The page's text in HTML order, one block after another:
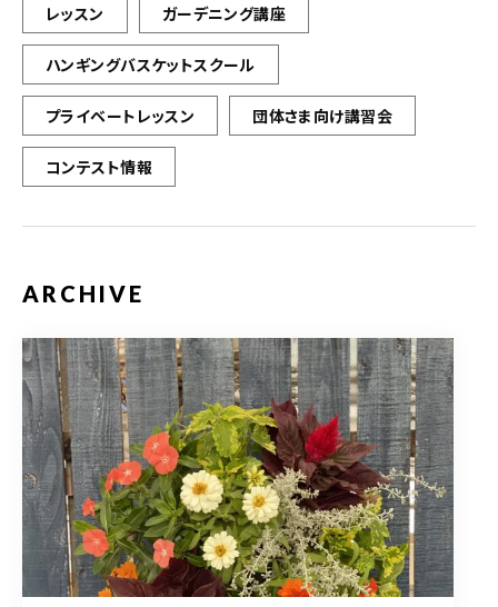
レッスン ガーデニング講座
ハンギングバスケットスクール
プライベートレッスン 団体さま向け講習会
コンテスト情報
ARCHIVE